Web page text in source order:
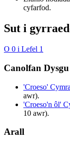
cyfarfod.
Sut i
O 0 i Lefel 1
Canolfan
'Croeso'
awr).
'Croeso'n ôl'
10 awr).
Arall